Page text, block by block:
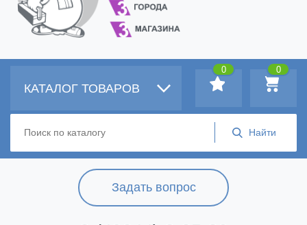
Задать вопрос
КАТАЛОГ ТОВАРОВ
0
0